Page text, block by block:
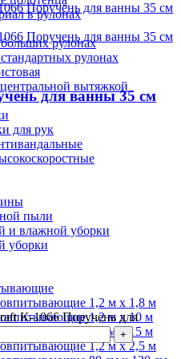
в рулонах
рулонах
рулонах
вытяжкой
для рук
пыли
и влажной уборки
уборки
1,2 м х 1,8 м
1,2 м х 10 м
1,2 м х 15 м
1,2 м х 2,5 м
для ванны 35 см
K-1066 Поручень для